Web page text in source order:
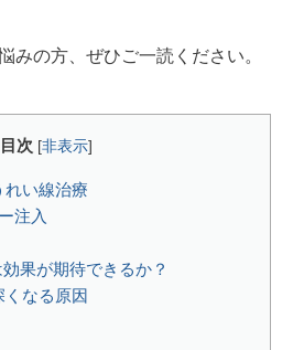
みの方、ぜひご一読ください。
目次 [非表示]
れい線治療
注入
果が期待できるか？
くなる原因